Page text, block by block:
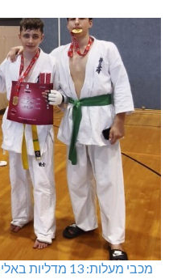
מכבי מעלות: 13 מדליות באליפות ישראל